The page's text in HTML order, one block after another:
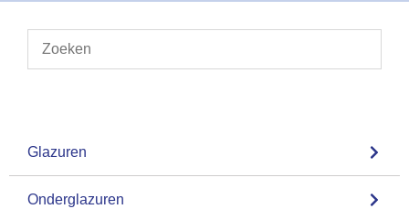
Glazuren
Onderglazuren